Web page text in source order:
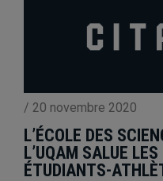
/ 20 novembre 2020
L’ÉCOLE DES
L’UQAM SALUE
ÉTUDIANTS-